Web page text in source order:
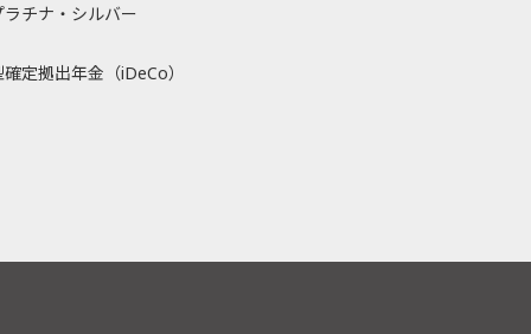
ラチナ・シルバー
定拠出年金（iDeCo）